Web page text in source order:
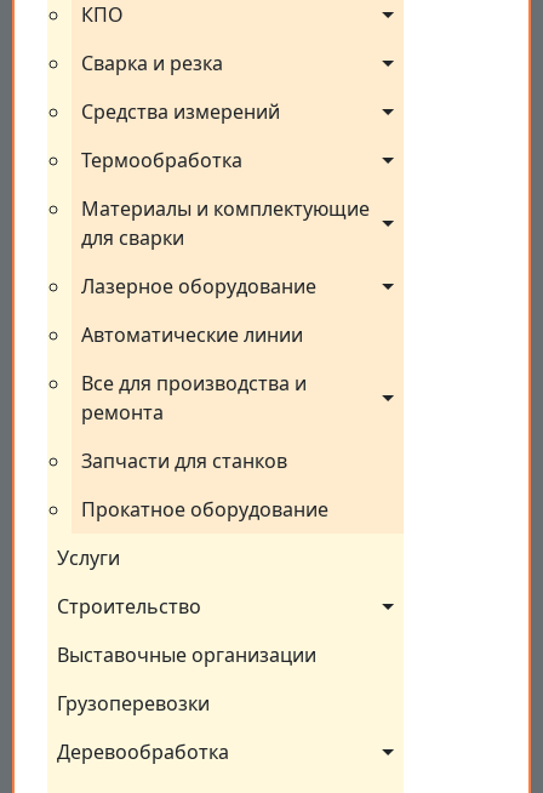
КПО
Сварка и резка
Средства измерений
Термообработка
Материалы и комплектующие
для сварки
Лазерное оборудование
Автоматические линии
Все для производства и
ремонта
Запчасти для станков
Прокатное оборудование
Услуги
Строительство
Выставочные организации
Грузоперевозки
Деревообработка